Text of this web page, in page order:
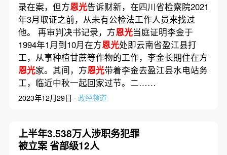
录在案，但方恩光告诉财新，在四川省检察院2021
年3月取证之前，从未有公检法工作人员来找过
他。 再审判决书记录，方恩光当庭证明李金于
1994年1月到10月在方恩光处即云南省盈江县打
工，从事种植甘蔗等作物的工作，李金长期住在方
恩光家。其间，方恩光带着李金去盈江县水电站务
工，临近中秋一起回家过节。二……
2023年12月29日 · 政经频道
上半年3.538万人涉职务犯罪
被立案 省部级12人